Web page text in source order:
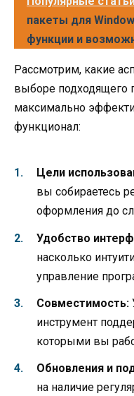
пакеты для
функции и
Рассмотрим, какие
выборе подходящего
максимально
функционал:
Цели
вы собираетесь
оформления до
Удобство
насколько
управление
Совместимость:
инструмент
которыми вы
Обновления и
на наличие